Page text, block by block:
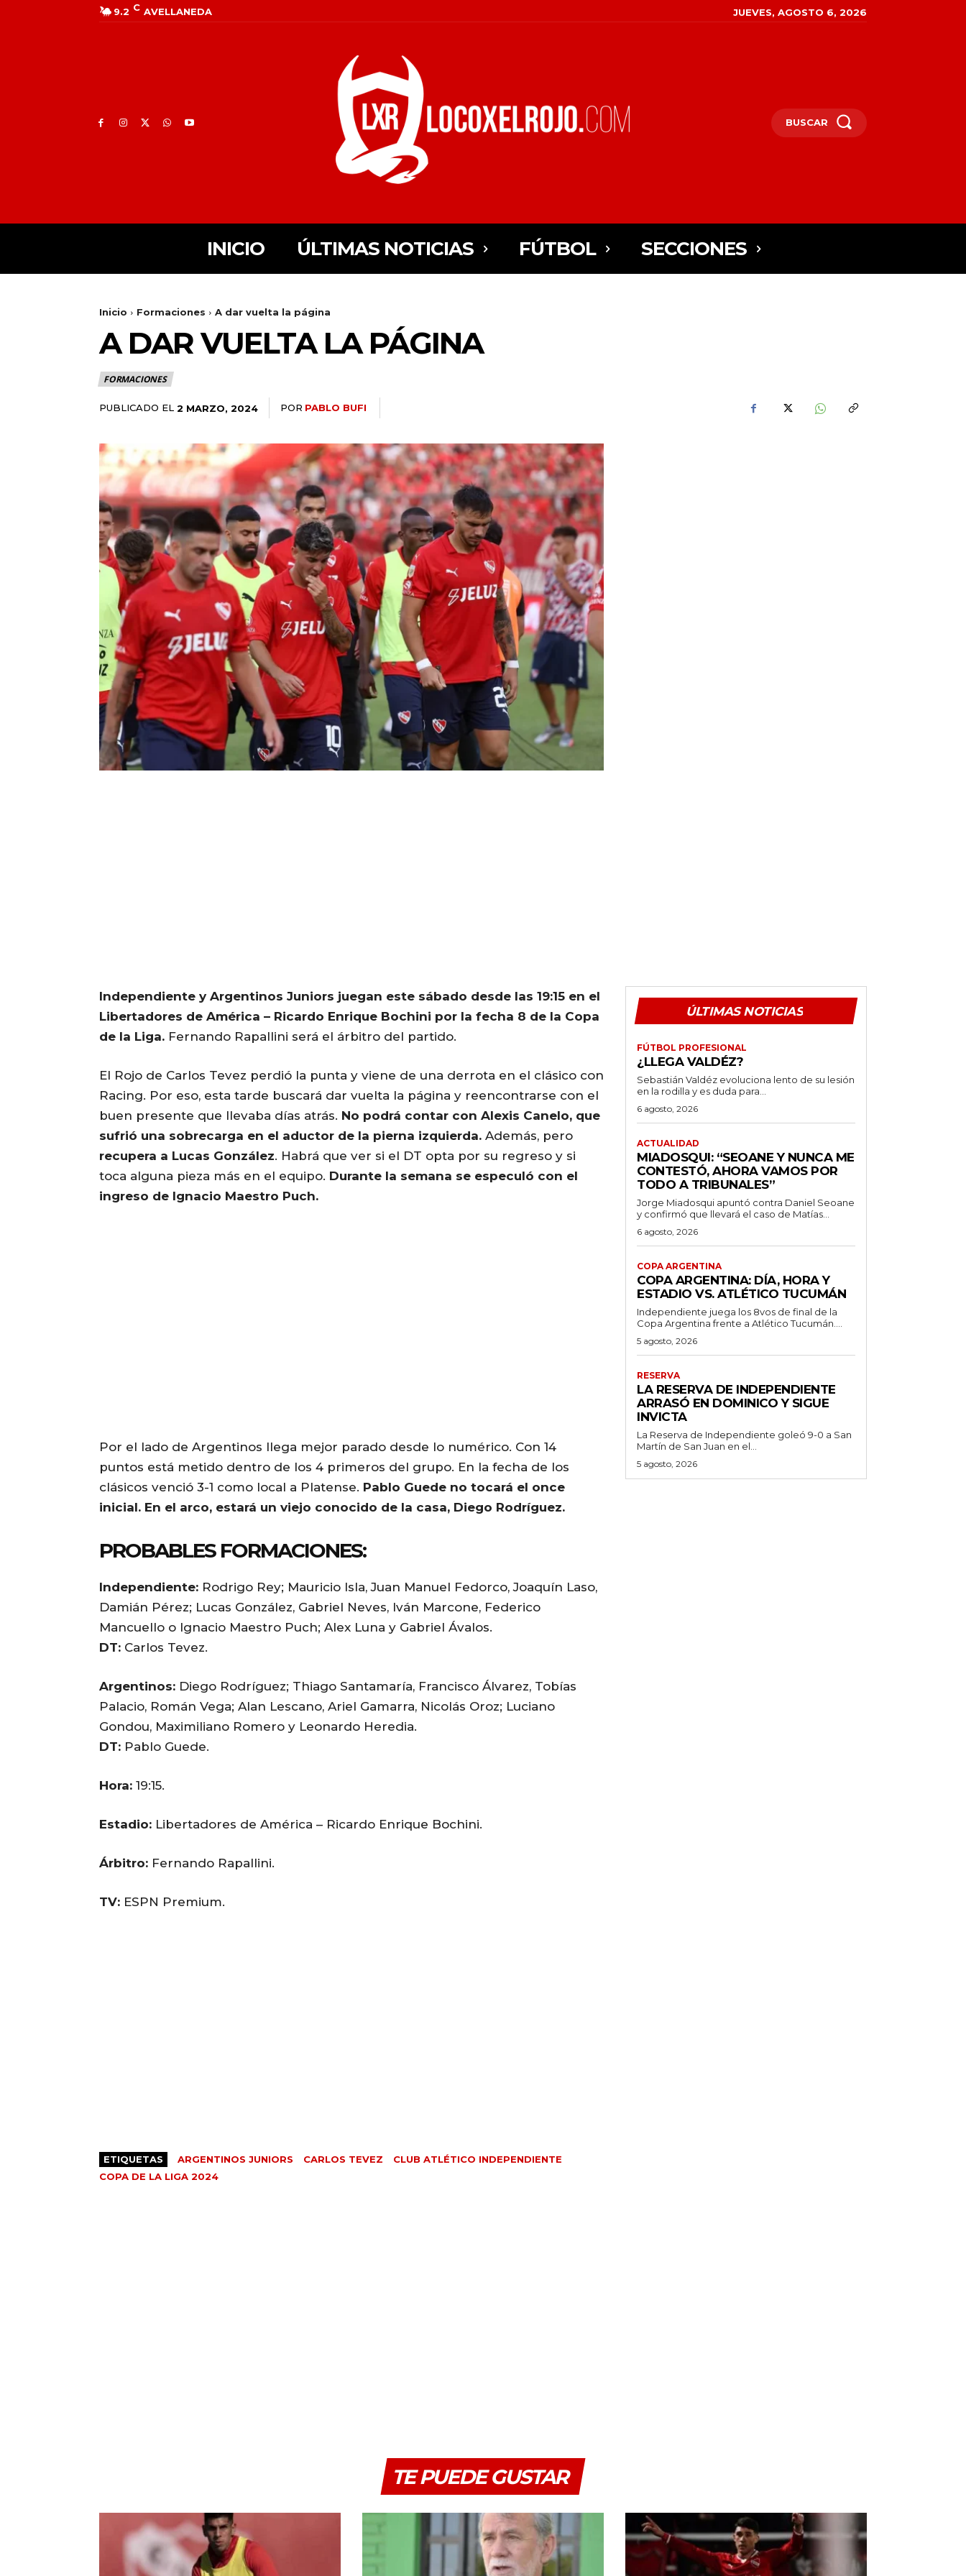
9.2 C AVELLANEDA JUEVES, AGOSTO 6, 2026
BUSCAR
INICIO ÚLTIMAS NOTICIAS FÚTBOL SECCIONES
Inicio Formaciones A dar vuelta la página
A DAR VUELTA LA PÁGINA
FORMACIONES
PUBLICADO EL 2 MARZO, 2024 POR PABLO BUFI
Independiente y Argentinos Juniors juegan este sábado desde las 19:15 en el
Libertadores de América – Ricardo Enrique Bochini por la fecha 8 de la Copa
de la Liga. Fernando Rapallini será el árbitro del partido.
El Rojo de Carlos Tevez perdió la punta y viene de una derrota en el clásico con
Racing. Por eso, esta tarde buscará dar vuelta la página y reencontrarse con el
buen presente que llevaba días atrás. No podrá contar con Alexis Canelo, que
sufrió una sobrecarga en el aductor de la pierna izquierda. Además, pero
recupera a Lucas González. Habrá que ver si el DT opta por su regreso y si
toca alguna pieza más en el equipo. Durante la semana se especuló con el
ingreso de Ignacio Maestro Puch.
Por el lado de Argentinos llega mejor parado desde lo numérico. Con 14
puntos está metido dentro de los 4 primeros del grupo. En la fecha de los
clásicos venció 3-1 como local a Platense. Pablo Guede no tocará el once
inicial. En el arco, estará un viejo conocido de la casa, Diego Rodríguez.
PROBABLES FORMACIONES:
Independiente: Rodrigo Rey; Mauricio Isla, Juan Manuel Fedorco, Joaquín Laso,
Damián Pérez; Lucas González, Gabriel Neves, Iván Marcone, Federico
Mancuello o Ignacio Maestro Puch; Alex Luna y Gabriel Ávalos.
DT: Carlos Tevez.
Argentinos: Diego Rodríguez; Thiago Santamaría, Francisco Álvarez, Tobías
Palacio, Román Vega; Alan Lescano, Ariel Gamarra, Nicolás Oroz; Luciano
Gondou, Maximiliano Romero y Leonardo Heredia.
DT: Pablo Guede.
Hora: 19:15.
Estadio: Libertadores de América – Ricardo Enrique Bochini.
Árbitro: Fernando Rapallini.
TV: ESPN Premium.
ETIQUETAS ARGENTINOS JUNIORS CARLOS TEVEZ
CLUB ATLÉTICO INDEPENDIENTE
COPA DE LA LIGA 2024
ÚLTIMAS NOTICIAS
FÚTBOL PROFESIONAL
¿LLEGA VALDÉZ?
Sebastián Valdéz evoluciona lento de su lesión
en la rodilla y es duda para...
6 agosto, 2026
ACTUALIDAD
MIADOSQUI: “SEOANE Y NUNCA ME
CONTESTÓ, AHORA VAMOS POR
TODO A TRIBUNALES”
Jorge Miadosqui apuntó contra Daniel Seoane
y confirmó que llevará el caso de Matías...
6 agosto, 2026
COPA ARGENTINA
COPA ARGENTINA: DÍA, HORA Y
ESTADIO VS. ATLÉTICO TUCUMÁN
Independiente juega los 8vos de final de la
Copa Argentina frente a Atlético Tucumán....
5 agosto, 2026
RESERVA
LA RESERVA DE INDEPENDIENTE
ARRASÓ EN DOMINICO Y SIGUE
INVICTA
La Reserva de Independiente goleó 9-0 a San
Martín de San Juan en el...
5 agosto, 2026
TE PUEDE GUSTAR